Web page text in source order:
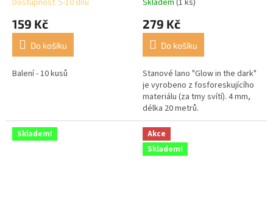
Dostupnost: 5-10 dnů
159 Kč
Do košíku
Balení - 10 kusů
Skladem (1 ks)
279 Kč
Do košíku
Stanové lano "Glow in the dark"
je vyrobeno z fosforeskujícího
materiálu (za tmy svítí). 4 mm,
délka 20 metrů.
Skladem!
Akce
Skladem!